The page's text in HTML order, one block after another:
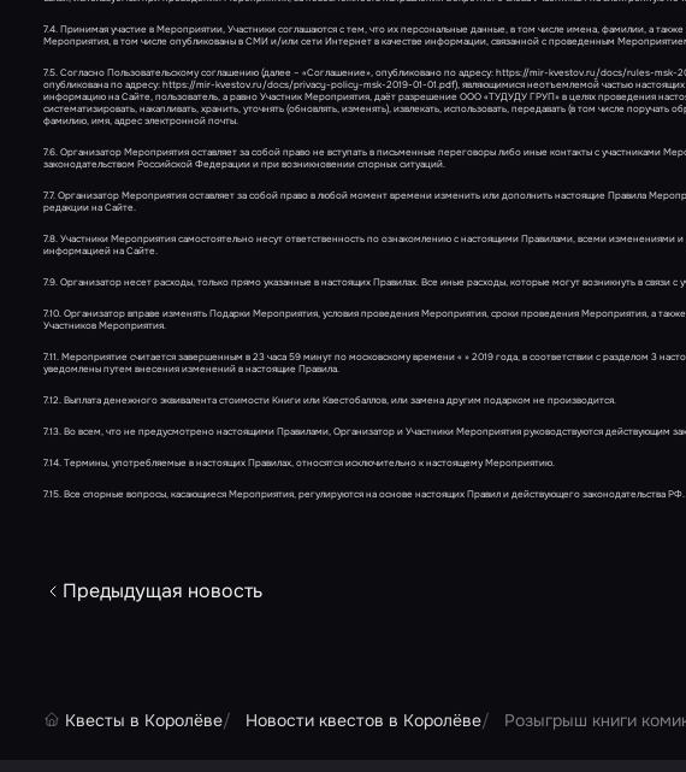
7.4. Принимая участие в Мероприятии, Участники соглашаются с тем, что их персональные данные, в том числе имена, фамилии, а
Мероприятия, в том числе опубликованы в СМИ и/или сети Интернет в качестве информации, связанной с проведенным
7.5. Согласно Пользовательскому соглашению (далее – «Соглашение», опубликовано по адресу: https://mir-kvestov.ru/docs/rules-msk-
опубликована по адресу: https://mir-kvestov.ru/docs/privacy-policy-msk-2019-01-01.pdf), являющимися неотъемлемой̆ частью
информацию на Сайте, пользователь, а равно Участник Мероприятия, даёт разрешение ООО «ТУДУДУ ГРУП» в целях проведения
систематизировать, накапливать, хранить, уточнять (обновлять, изменять), извлекать, использовать, передавать (в том числе
фамилию, имя, адрес электронной почты.
7.6. Организатор Мероприятия оставляет за собой право не вступать в письменные переговоры либо иные контакты с участниками
законодательством Российской Федерации и при возникновении спорных ситуаций.
7.7. Организатор Мероприятия оставляет за собой право в любой момент времени изменить или дополнить настоящие Правила
редакции на Сайте.
7.8. Участники Мероприятия самостоятельно несут ответственность по ознакомлению с настоящими Правилами, всеми
информацией на Сайте.
7.9. Организатор несет расходы, только прямо указанные в настоящих Правилах. Все иные расходы, которые могут возникнуть в
7.10. Организатор вправе изменять Подарки Мероприятия, условия проведения Мероприятия, сроки проведения Мероприятия, а
Участников Мероприятия.
7.11. Мероприятие считается завершенным в 23 часа 59 минут по московскому времени « » 2019 года, в соответствии с разделом 3
уведомлены путем внесения изменений в настоящие Правила.
7.12. Выплата денежного эквивалента стоимости Книги или Квестобаллов, или замена другим подарком не производится.
7.13. Во всем, что не предусмотрено настоящими Правилами, Организатор и Участники Мероприятия руководствуются действующим
7.14. Термины, употребляемые в настоящих Правилах, относятся исключительно к настоящему Мероприятию.
7.15. Все спорные вопросы, касающиеся Мероприятия, регулируются на основе настоящих Правил и действующего законодательства РФ.
Предыдущая новость
Квесты в Королёве Новости квестов в Королёве Розыгрыш книги